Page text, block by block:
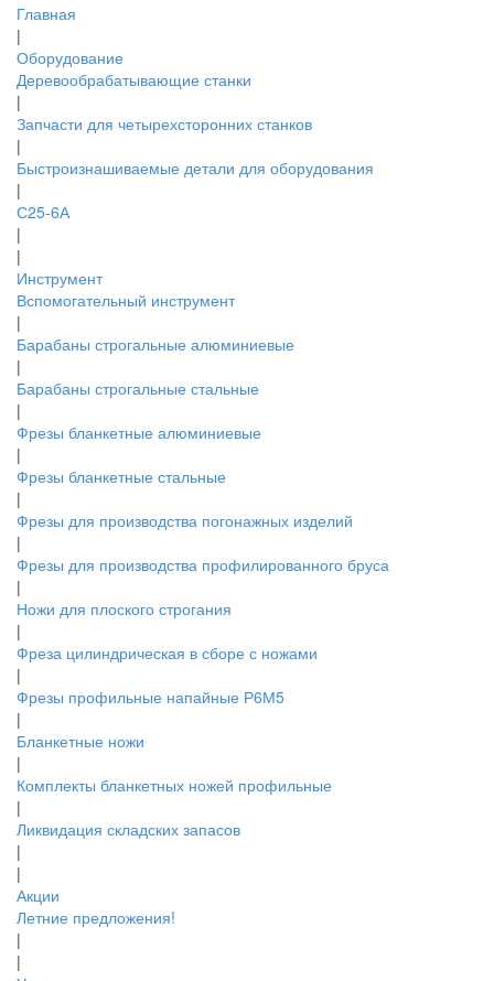
Главная
|
Оборудование
Деревообрабатывающие станки
|
Запчасти для четырехсторонних станков
|
Быстроизнашиваемые детали для оборудования
|
С25-6А
|
|
Инструмент
Вспомогательный инструмент
|
Барабаны строгальные алюминиевые
|
Барабаны строгальные стальные
|
Фрезы бланкетные алюминиевые
|
Фрезы бланкетные стальные
|
Фрезы для производства погонажных изделий
|
Фрезы для производства профилированного бруса
|
Ножи для плоского строгания
|
Фреза цилиндрическая в сборе с ножами
|
Фрезы профильные напайные Р6М5
|
Бланкетные ножи
|
Комплекты бланкетных ножей профильные
|
Ликвидация складских запасов
|
|
Акции
Летние предложения!
|
|